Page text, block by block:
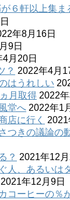
６軒以上集ま
年8月16日
9日
月20日
？ 2022年4月
はうれしい
月取得 2022
堂へ 2022年1
店に行く
2021
つきの議論の
？ 2021年12月
人、あるいは
2021年12月9日
コーヒーの％